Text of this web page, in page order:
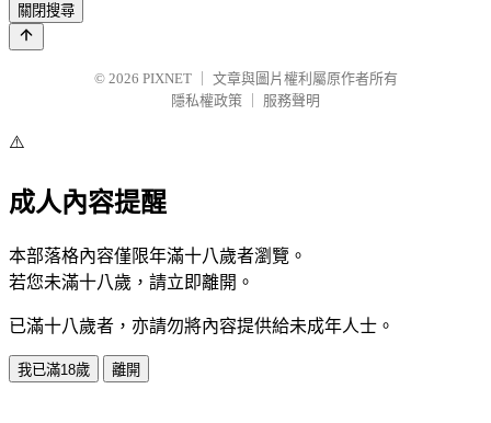
關閉搜尋
© 2026 PIXNET
文章與圖片權利屬原作者所有
隱私權政策
服務聲明
⚠️
成人內容提醒
本部落格內容僅限年滿十八歲者瀏覽。
若您未滿十八歲，請立即離開。
已滿十八歲者，亦請勿將內容提供給未成年人士。
我已滿18歲 離開